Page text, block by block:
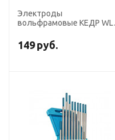
Электроды
вольфрамовые КЕДР WL-
мм(синий) AC/DC
149 руб.